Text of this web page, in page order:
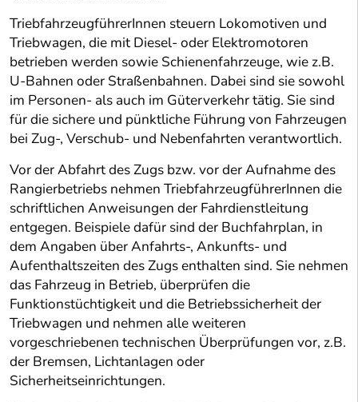
TriebfahrzeugführerInnen steuern Lokomotiven und
Triebwagen, die mit Diesel- oder Elektromotoren
betrieben werden sowie Schienenfahrzeuge, wie z.B.
U-Bahnen oder Straßenbahnen. Dabei sind sie sowohl
im Personen- als auch im Güterverkehr tätig. Sie sind
für die sichere und pünktliche Führung von Fahrzeugen
bei Zug-, Verschub- und Nebenfahrten verantwortlich.
Vor der Abfahrt des Zugs bzw. vor der Aufnahme des
Rangierbetriebs nehmen TriebfahrzeugführerInnen die
schriftlichen Anweisungen der Fahrdienstleitung
entgegen. Beispiele dafür sind der Buchfahrplan, in
dem Angaben über Anfahrts-, Ankunfts- und
Aufenthaltszeiten des Zugs enthalten sind. Sie nehmen
das Fahrzeug in Betrieb, überprüfen die
Funktionstüchtigkeit und die Betriebssicherheit der
Triebwagen und nehmen alle weiteren
vorgeschriebenen technischen Überprüfungen vor, z.B.
der Bremsen, Lichtanlagen oder
Sicherheitseinrichtungen.